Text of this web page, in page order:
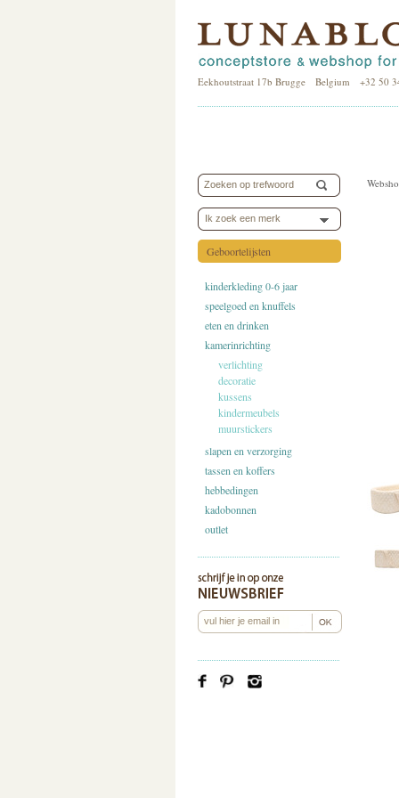
Eekhoutstraat 17b Brugge Belgium +32 50
Ik zoek een merk
Geboortelijsten
kinderkleding 0-6 jaar
speelgoed en knuffels
eten en drinken
kamerinrichting
verlichting
decoratie
kussens
kindermeubels
muurstickers
slapen en verzorging
tassen en koffers
hebbedingen
kadobonnen
outlet